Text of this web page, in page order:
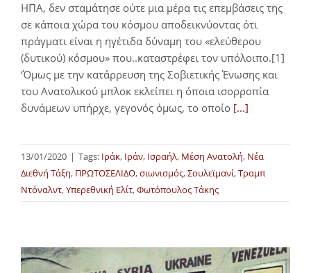
ΗΠΑ, δεν σταμάτησε ούτε μια μέρα τις επεμβάσεις της
σε κάποια χώρα του κόσμου αποδεικνύοντας ότι
πράγματι είναι η ηγέτιδα δύναμη του «ελεύθερου
(δυτικού) κόσμου» που..καταστρέφει τον υπόλοιπο.[1]
‘Όμως με την κατάρρευση της Σοβιετικής Ένωσης και
του Ανατολικού μπλοκ εκλείπει η όποια ισορροπία
δυνάμεων υπήρχε, γεγονός όμως, το οποίο [...]
13/01/2020 | Tags: Ιράκ, Ιράν, Ισραήλ, Μέση Ανατολή, Νέα
Διεθνή Τάξη, ΠΡΩΤΟΣΕΛΙΔΟ,σιωνισμός,Σουλεϊμανί,Τραμπ
Ντόναλντ,Υπερεθνική Ελίτ,Φωτόπουλος Τάκης